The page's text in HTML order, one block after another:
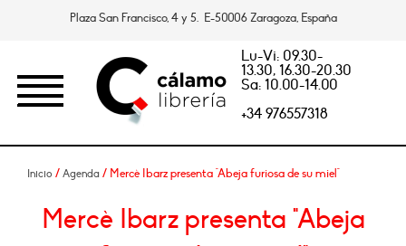
Plaza San Francisco, 4 y 5. E-50006 Zaragoza, España
Lu-Vi: 09.30-
13.30, 16.30-20.30
Sa: 10.00-14.00
+34 976557318
Inicio / Agenda / Mercè Ibarz presenta "Abeja furiosa de su miel"
Mercè Ibarz presenta "Abeja